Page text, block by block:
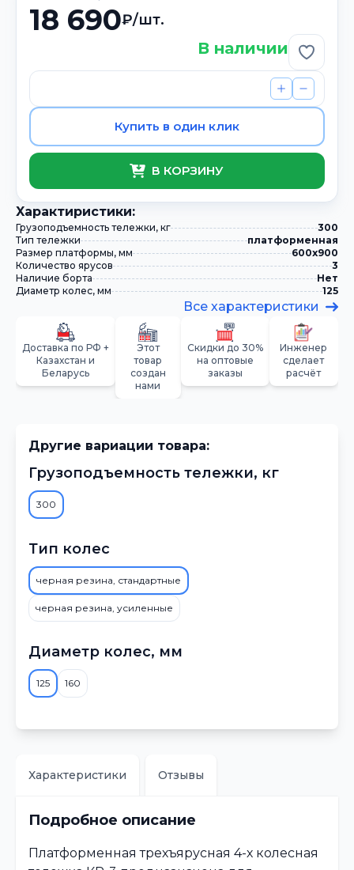
18 690₽/шт.
В наличии
Купить в один клик
В КОРЗИНУ
Xарактиристики:
Грузоподъемность тележки, кг
300
Тип тележки
платформенная
Размер платформы, мм
600х900
Количество ярусов
3
Наличие борта
Нет
Диаметр колес, мм
125
Все характеристики
Доставка по РФ +
Казахстан и
Беларусь
Этот
товар
создан
нами
Скидки до 30%
на оптовые
заказы
Инженер
сделает
расчёт
Другие вариации товара:
Грузоподъемность тележки, кг
300
Тип колес
черная резина, стандартные
черная резина, усиленные
Диаметр колес, мм
125 160
Характеристики Отзывы
Подробное описание
Платформенная трехъярусная 4-х колесная